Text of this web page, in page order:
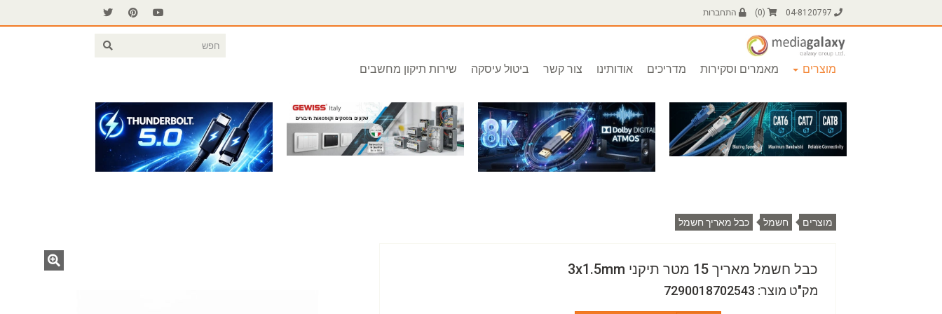
04-8120797
(
0
) התחברות
מוצרים מאמרים וסקירות מדריכים אודותינו צור קשר ביטול עיסקה שירות תיקון מחשבים
מוצרים חשמל כבל מאריך חשמל
כבל חשמל מאריך 15 מטר תיקני 3x1.5mm
מק"ט מוצר: 7290018702543